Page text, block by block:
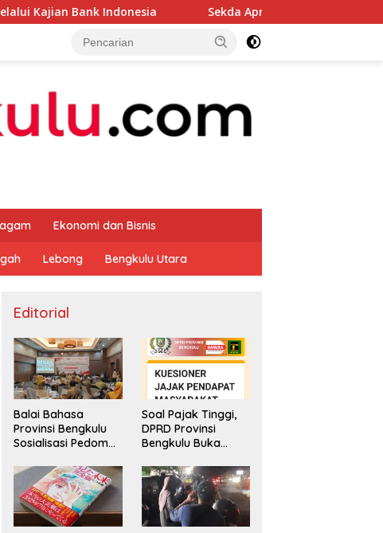
Indonesia Sekda Apresiasi Inspektorat Provinsi Bengkulu
Ekonomi dan Bisnis
Lebong Bengkulu Utara
Editorial
Balai Bahasa
Provinsi Bengkulu
Sosialisasi Pedoman
Penggunaan
Bahasa Indonesia
Soal Pajak Tinggi,
DPRD Provinsi
Bengkulu Buka
Pengaduan
Masyarakat